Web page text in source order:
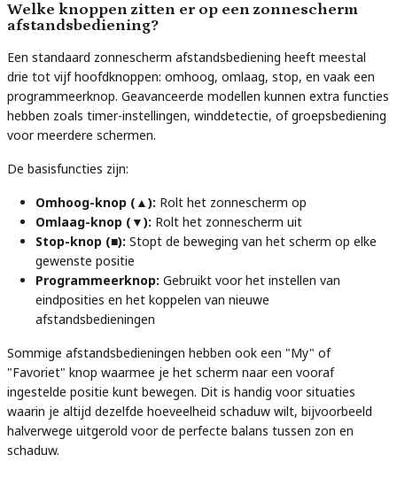
Welke knoppen zitten er op een zonnescherm
afstandsbediening?
Een standaard zonnescherm afstandsbediening heeft meestal
drie tot vijf hoofdknoppen: omhoog, omlaag, stop, en vaak een
programmeerknop. Geavanceerde modellen kunnen extra functies
hebben zoals timer-instellingen, winddetectie, of groepsbediening
voor meerdere schermen.
De basisfuncties zijn:
Omhoog-knop (▲): Rolt het zonnescherm op
Omlaag-knop (▼): Rolt het zonnescherm uit
Stop-knop (■): Stopt de beweging van het scherm op elke
gewenste positie
Programmeerknop: Gebruikt voor het instellen van
eindposities en het koppelen van nieuwe
afstandsbedieningen
Sommige afstandsbedieningen hebben ook een "My" of
"Favoriet" knop waarmee je het scherm naar een vooraf
ingestelde positie kunt bewegen. Dit is handig voor situaties
waarin je altijd dezelfde hoeveelheid schaduw wilt, bijvoorbeeld
halverwege uitgerold voor de perfecte balans tussen zon en
schaduw.